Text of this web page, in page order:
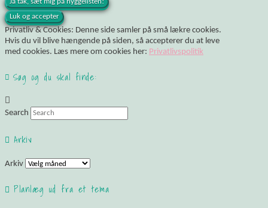
Privatliv & Cookies: Denne side samler på små lækre cookies.
Hvis du vil blive hængende på siden, så accepterer du at leve
med cookies. Læs mere om cookies her: Privatlivspolitik
Søg og du skal finde:
Search
Arkiv
Arkiv
Planlæg ud fra et tema